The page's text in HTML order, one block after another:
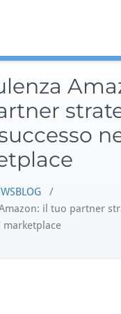
/
il tuo partner
marketplace